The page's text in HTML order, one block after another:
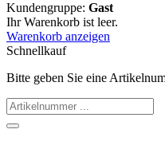
Kundengruppe: Gast
Ihr Warenkorb ist leer.
Warenkorb anzeigen
Schnellkauf
Bitte geben Sie eine